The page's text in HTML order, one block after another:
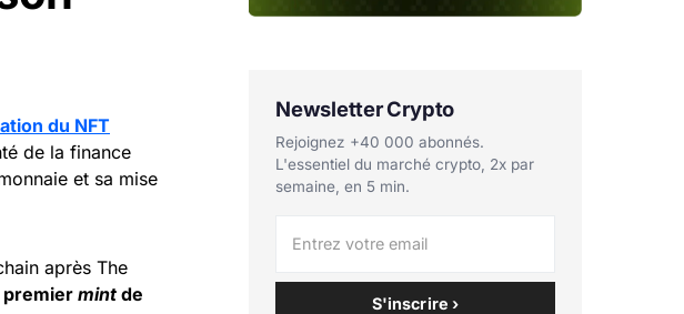
du NFT
de la finance
et sa mise
après The
premiermint de
Newsletter Crypto
Rejoignez +40 000 abonnés.
L'essentiel du marché crypto, 2x par
semaine, en 5 min.
S'inscrire ›